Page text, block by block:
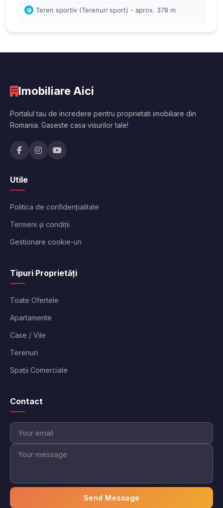
Teren sportiv (Terenuri sport) - aprox. 378 m
Imobiliare Aici
Portalul tau de incredere pentru proprietati imobiliare din
Romania. Gaseste casa visurilor tale!
Utile
Politica de confidențialitate
Termeni și condiții
Gestionare cookie-uri
Tipuri Proprietăți
Toate Ofertele
Apartamente
Case / Vile
Terenuri
Spații Comerciale
Contact
Send Message